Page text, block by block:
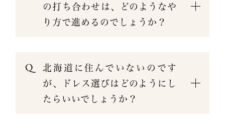
の打ち合わせは、どのようなや
り方で進めるのでしょうか？
北海道に住んでいないのです
が、ドレス選びはどのようにし
たらいいでしょうか？